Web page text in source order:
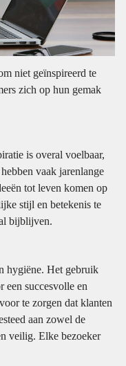
niet geïnspireerd te
zich op hun gemak
is overal voelbaar,
vaak jarenlange
tot leven komen op
stijl en betekenis te
bijblijven.
hygiëne. Het gebruik
een succesvolle en
te zorgen dat klanten
aan zowel de
veilig. Elke bezoeker